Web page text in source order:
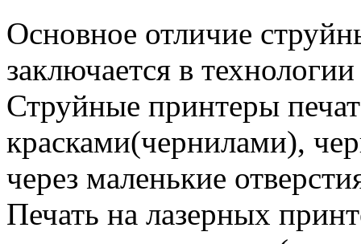
Основное отличие
заключается в
Струйные принтеры
красками(чернилами),
через маленькие
Печать на лазерных